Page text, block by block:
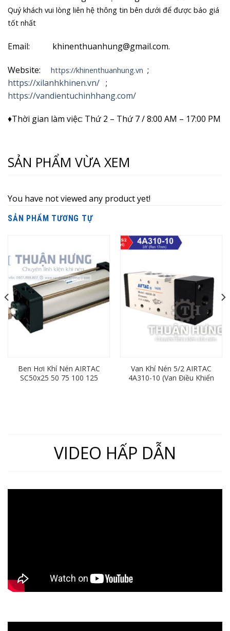
Quý khách vui lòng liên hệ thông tin bên dưới để được báo giá
tốt nhất
Email: khinenthuanhung@gmail.com.
Website: https://khinenthuanhung.vn ;
https://xilanhkhinen.vn/ ;
https://vandientuchinhhang.com/
♦Thời gian làm việc: Thứ 2 – Thứ 7 / 8:00 AM – 17:00 PM
SẢN PHẨM VỪA XEM
You have not viewed any product yet!
SẢN PHẨM TƯƠNG TỰ
Ben Hơi Khí Nén AIRTAC
SC50x25 50 75 100 125
Van Khí Nén 5/2 AIRTAC
4A310-10 (Van Điều Khiển
VIDEO HẤP DẪN